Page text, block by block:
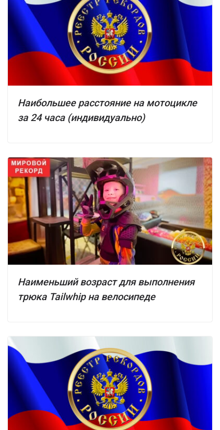
Наибольшее расстояние на мотоцикле
за 24 часа (индивидуально)
Наименьший возраст для выполнения
трюка Tailwhip на велосипеде